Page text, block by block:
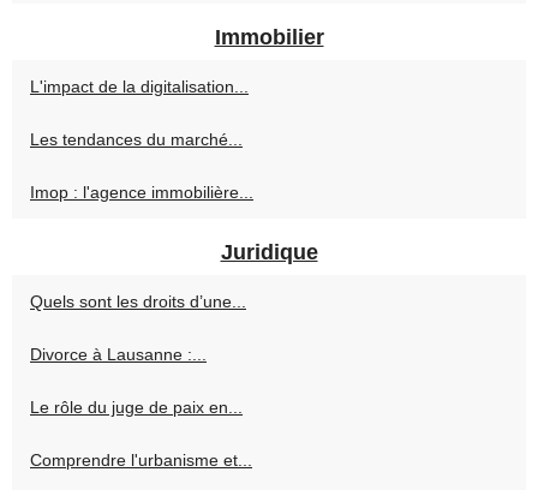
Immobilier
L'impact de la digitalisation...
Les tendances du marché...
Imop : l'agence immobilière...
Juridique
Quels sont les droits d’une...
Divorce à Lausanne :...
Le rôle du juge de paix en...
Comprendre l'urbanisme et...